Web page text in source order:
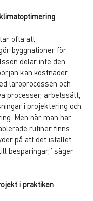
ofta att
byggnationer för
delar inte den
kan kostnader
läroprocessen och
processer, arbetssätt,
i projektering och
Men när man har
rutiner finns
på att det istället
besparingar,” säger
i praktiken